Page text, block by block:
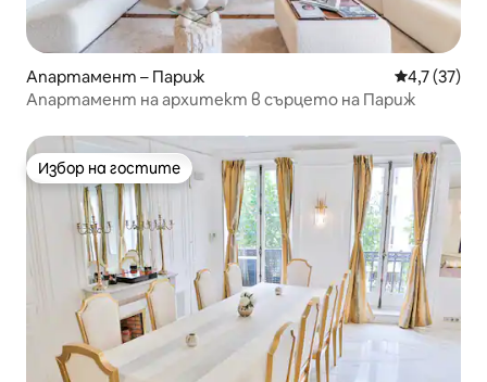
Апартамент – Париж Средна
4,7 (37)
Апартамент на архитект в сърцето на Париж
Избор на гостите
Избор на гостите